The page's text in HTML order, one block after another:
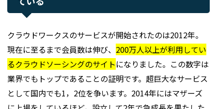
クラウドワークスのサービスが開始されたのは2012年。
現在に至るまで会員数は伸び、 200万人以上が利用してい
るクラウドソーシングのサイトになりました。この数字は
業界でもトップであることの証明です。超巨大なサービス
として国内でも1，2位を争います。2014年にはマザーズ